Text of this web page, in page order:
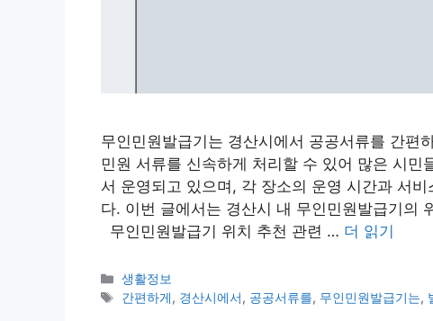
무인민원발급기는 경산시에서 공공서류를 간편
민원 서류를 신속하게 처리할 수 있어 많은 시
서 운영되고 있으며, 각 장소의 운영 시간과 서
다. 이번 글에서는 경산시 내 무인민원발급기의
무인민원발급기 위치 추천 관련 … 더 읽기
카
테
생활정보
태
간편하게, 경산시에서, 공공서류를, 무인민원발급기는,